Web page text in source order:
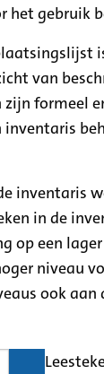
het gebruik
van
zijn formeel
inventaris
inventaris
in de
op een
niveau
ook aan